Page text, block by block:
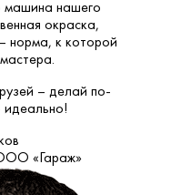
машина нашего
окраска,
норма, к которой
– делай по-
«Гараж»